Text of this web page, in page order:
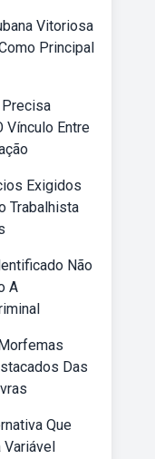
Vitoriosa
Principal
Precisa
Vínculo Entre
Exigidos
Trabalhista
Não
A
Das
Que
Variável